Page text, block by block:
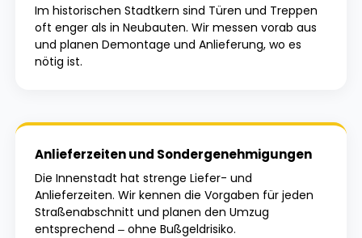
Im historischen Stadtkern sind Türen und Treppen
oft enger als in Neubauten. Wir messen vorab aus
und planen Demontage und Anlieferung, wo es
nötig ist.
Anlieferzeiten und Sondergenehmigungen
Die Innenstadt hat strenge Liefer- und
Anlieferzeiten. Wir kennen die Vorgaben für jeden
Straßenabschnitt und planen den Umzug
entsprechend – ohne Bußgeldrisiko.